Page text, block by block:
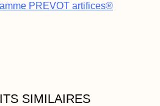
PREVOT artifices®
SIMILAIRES